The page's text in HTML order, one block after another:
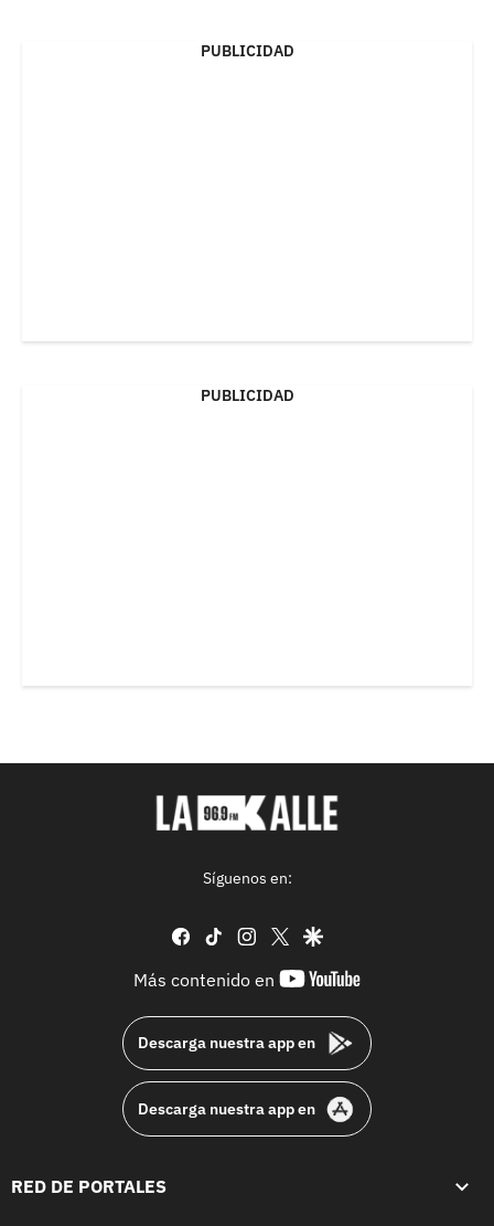
PUBLICIDAD
PUBLICIDAD
Síguenos en:
facebook
tiktok instagram
twittergoogle
Más contenido en
youtube-
Descarga nuestra app en
Descarga nuestra app en
RED DE PORTALES